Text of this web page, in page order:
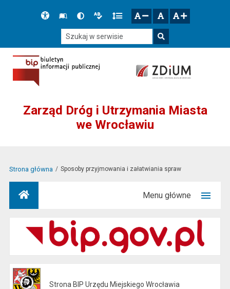
Przejdź do głównego menu
Przejdź do treści
Przejdź do mapy serwisu
Deklaracja
SłownikWersjaWersja
tekstowa
Gęstość
tekstu
Zarząd Dróg i Utrzymania Miasta
we Wrocławiu
Strona główna Sposoby przyjmowania i załatwiania spraw
Menu główne
Strona BIP Urzędu Miejskiego Wrocławia